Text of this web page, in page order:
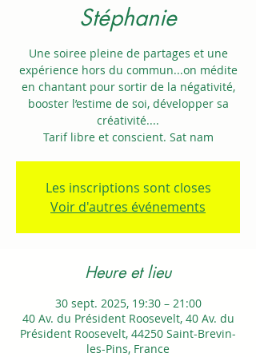
Stéphanie
Une soiree pleine de partages et une
expérience hors du commun...on médite
en chantant pour sortir de la négativité,
booster l’estime de soi, développer sa
créativité....
Tarif libre et conscient. Sat nam
Les inscriptions sont closes
Voir d'autres événements
Heure et lieu
30 sept. 2025, 19:30 – 21:00
40 Av. du Président Roosevelt, 40 Av. du
Président Roosevelt, 44250 Saint-Brevin-
les-Pins, France